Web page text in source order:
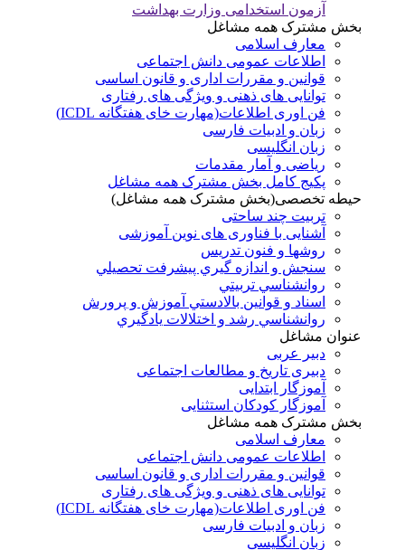
آزمون استخدامی وزارت بهداشت
بخش مشترک همه مشاغل
معارف اسلامی
اطلاعات عمومی دانش اجتماعی
قوانین و مقررات اداری و قانون اساسی
توانایی های ذهنی و ویژگی های رفتاری
فن اوری اطلاعات(مهارت خای هفتگانه ICDL)
زبان و ادبیات فارسی
زبان انگلیسی
ریاضی و آمار مقدمات
پکیج کامل بخش مشترک همه مشاغل
حیطه تخصصی(بخش مشترک همه مشاغل)
تربیت چند ساحتی
آشنایی با فناوری های نوین آموزشی
روشها و فنون تدريس
سنجش و اندازه گيري پيشرفت تحصيلي
روانشناسي تربيتي
اسناد و قوانين بالادستي آموزش و پرورش
روانشناسي رشد و اختلالات يادگيري
عنوان مشاغل
دبير عربی
دبیری تاریخ و مطالعات اجتماعی
آموزگار ابتدایی
آموزگار کودکان استثنایی
بخش مشترک همه مشاغل
معارف اسلامی
اطلاعات عمومی دانش اجتماعی
قوانین و مقررات اداری و قانون اساسی
توانایی های ذهنی و ویژگی های رفتاری
فن اوری اطلاعات(مهارت خای هفتگانه ICDL)
زبان و ادبیات فارسی
زبان انگلیسی